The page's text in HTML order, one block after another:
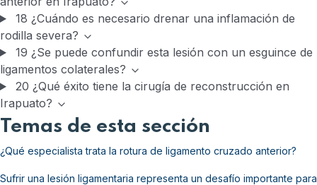
18 ¿Cuándo es necesario drenar una inflamación de
rodilla severa?
19 ¿Se puede confundir esta lesión con un esguince de
ligamentos colaterales?
20 ¿Qué éxito tiene la cirugía de reconstrucción en
Irapuato?
Temas de esta sección
¿Qué especialista trata la rotura de ligamento cruzado anterior?
Sufrir una lesión ligamentaria representa un desafío importante para